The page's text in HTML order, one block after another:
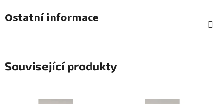
Ostatní informace
Související produkty